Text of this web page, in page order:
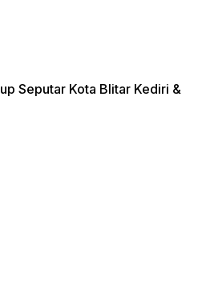
Seputar Kota Blitar Kediri &